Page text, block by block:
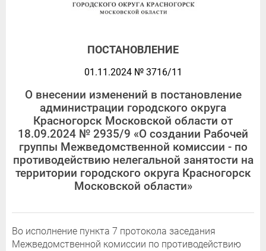
ПОСТАНОВЛЕНИЕ
01.11.2024 № 3716/11
О внесении изменений в постановление
администрации городского округа
Красногорск Московской области от
18.09.2024 № 2935/9 «О создании Рабочей
группы Межведомственной комиссии - по
противодействию нелегальной занятости на
территории городского округа Красногорск
Московской области»
Во исполнение пункта 7 протокола заседания
Межведомственной комиссии по противодействию